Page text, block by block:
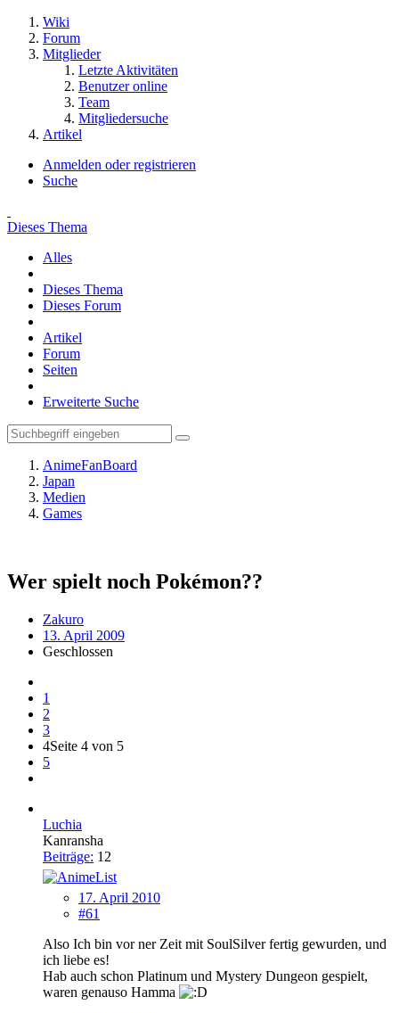
Wiki
Forum
Mitglieder
Letzte Aktivitäten
Benutzer online
Team
Mitgliedersuche
Artikel
Anmelden oder registrieren
Suche
Dieses Thema
Alles
Dieses Thema
Dieses Forum
Artikel
Forum
Seiten
Erweiterte Suche
AnimeFanBoard
Japan
Medien
Games
Wer spielt noch Pokémon??
Zakuro
13. April 2009
Geschlossen
1
2
3
4Seite 4 von 5
5
Luchia
Kanransha
Beiträge: 12
17. April 2010
#61
Also Ich bin vor ner Zeit mit SoulSilver fertig gewurden, und
ich liebe es!
Hab auch schon Platinum und Mystery Dungeon gespielt,
waren genauso Hamma